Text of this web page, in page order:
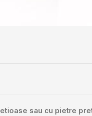
sau cu pietre